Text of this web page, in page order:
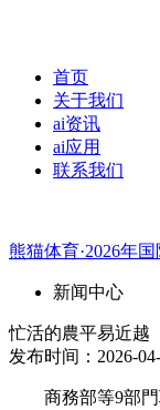
首页
关于我们
ai资讯
ai应用
联系我们
熊猫体育·2026年
新闻中心
忙活的農平易近越
发布时间：2026-
商務部等9部門